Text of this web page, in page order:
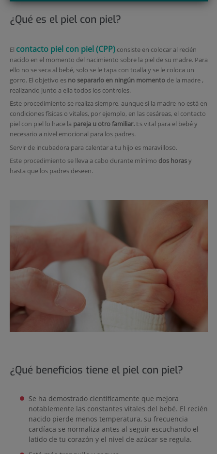
¿Qué es el piel con piel?
El contacto piel con piel (CPP)consiste en colocar al recién
nacido en el momento del nacimiento sobre la piel de su madre. Para
ello no se seca al bebé, solo se le tapa con toalla y se le coloca un
gorro. El objetivo es no separarlo en ningún momentode la madre ,
realizando junto a ella todos los controles.
Este procedimiento se realiza siempre, aunque si la madre no está en
condiciones físicas o vitales, por ejemplo, en las cesáreas, el contacto
piel con piel lo hace la pareja u otro familiar.Es vital para el bebé y
necesario a nivel emocional para los padres.
Servir de incubadora para calentar a tu hijo es maravilloso.
Este procedimiento se lleva a cabo durante mínimo dos horasy
hasta que los padres deseen.
¿Qué beneficios tiene el piel con piel?
Se ha demostrado científicamente que mejora
notablemente las constantes vitales del bebé. El recién
nacido pierde menos temperatura, su frecuencia
cardíaca se normaliza antes al seguir escuchando el
latido de tu corazón y el nivel de azúcar se regula.